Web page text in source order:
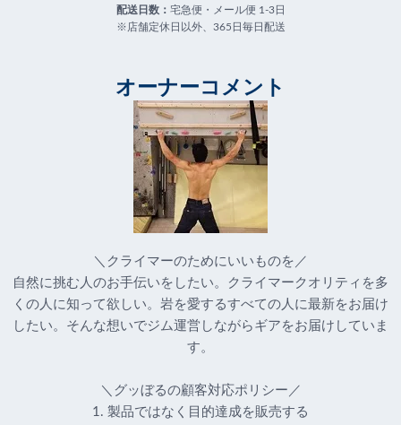
配送日数： 宅急便・メール便 1-3日
※店舗定休日以外、365日毎日配送
オーナーコメント
＼クライマーのためにいいものを／
自然に挑む人のお手伝いをしたい。クライマークオリティを多
くの人に知って欲しい。岩を愛するすべての人に最新をお届け
したい。そんな想いでジム運営しながらギアをお届けしていま
す。
＼グッぼるの顧客対応ポリシー／
1. 製品ではなく目的達成を販売する